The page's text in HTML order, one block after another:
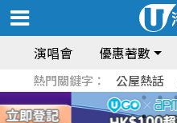
演唱會 優惠著數
熱門關鍵字： 公屋熱話